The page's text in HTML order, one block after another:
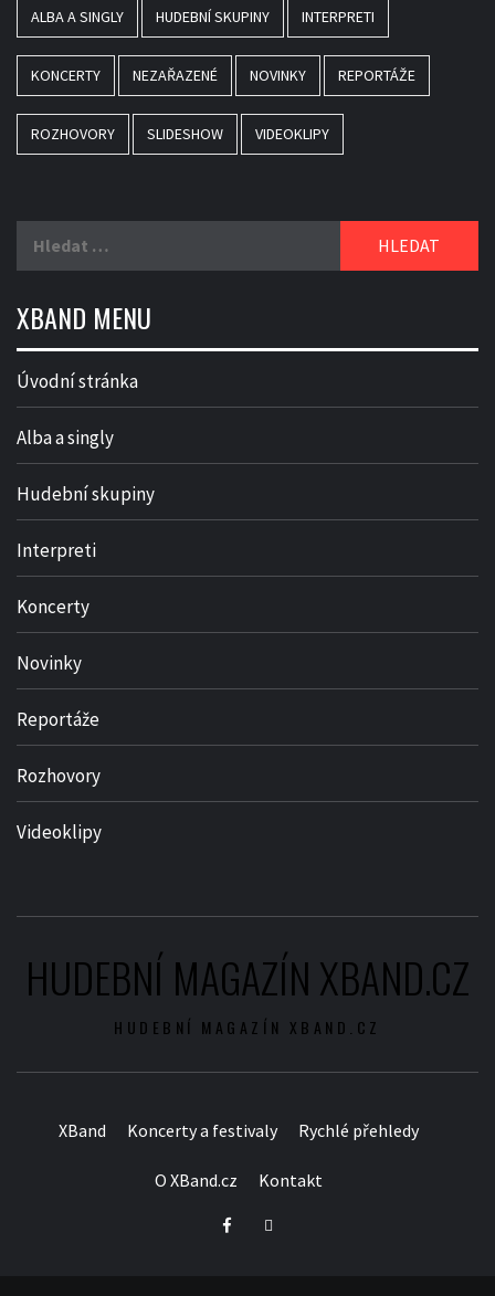
ALBA A SINGLY HUDEBNÍ SKUPINY INTERPRETI
KONCERTY NEZAŘAZENÉ NOVINKY REPORTÁŽE
ROZHOVORY SLIDESHOW VIDEOKLIPY
XBAND MENU
Úvodní stránka
Alba a singly
Hudební skupiny
Interpreti
Koncerty
Novinky
Reportáže
Rozhovory
Videoklipy
HUDEBNÍ MAGAZÍN XBAND.CZ
HUDEBNÍ MAGAZÍN XBAND.CZ
XBand Koncerty a festivaly Rychlé přehledy
O XBand.cz Kontakt
FacebookTwitter